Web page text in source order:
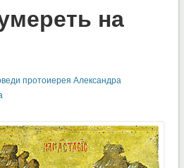
на
протоиерея Александра